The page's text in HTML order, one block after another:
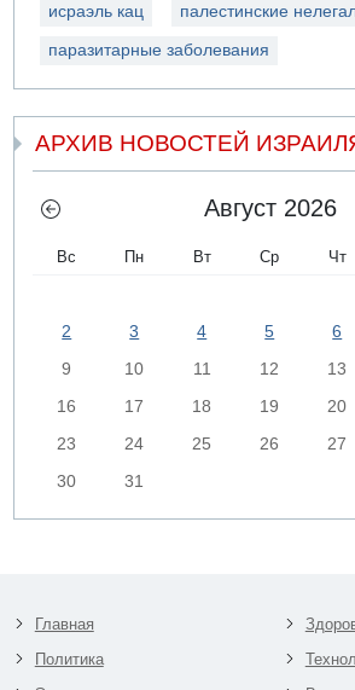
исраэль кац палестинские
паразитарные заболевания
АРХИВ НОВОСТЕЙ
Август 2026
Вс Пн Вт Ср Чт
2
3 4 5 6
9
10 11 12 13
16
17 18 19 20
23
24 25 26 27
30
31
Главная
Политика